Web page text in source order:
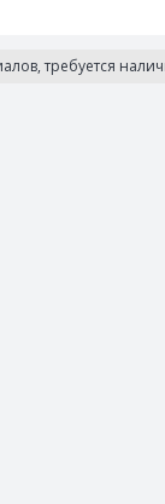
требуется